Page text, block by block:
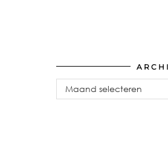
Archieven